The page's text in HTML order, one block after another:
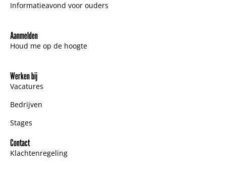
Informatieavond voor ouders
Aanmelden
Houd me op de hoogte
Werken bij
Vacatures
Bedrijven
Stages
Contact
Klachtenregeling